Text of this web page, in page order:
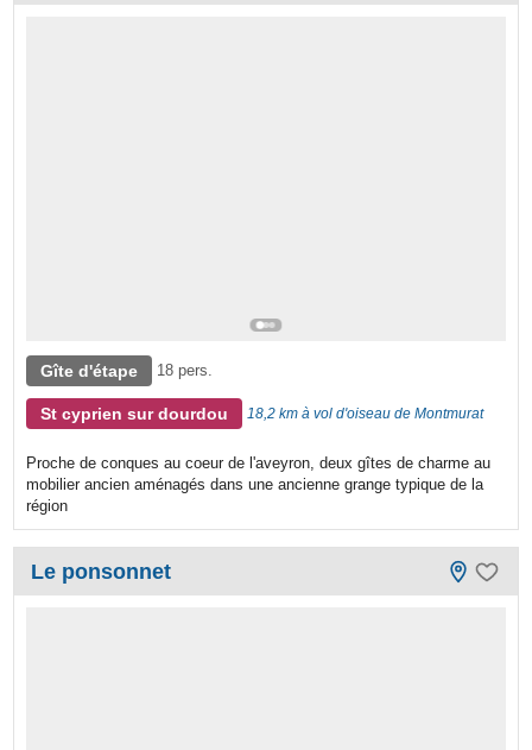
Gîte d'étape 18 pers.
St cyprien sur dourdou 18,2 km à vol d'oiseau de Montmurat
Proche de conques au coeur de l'aveyron, deux gîtes de charme au
mobilier ancien aménagés dans une ancienne grange typique de la
région
Le ponsonnet